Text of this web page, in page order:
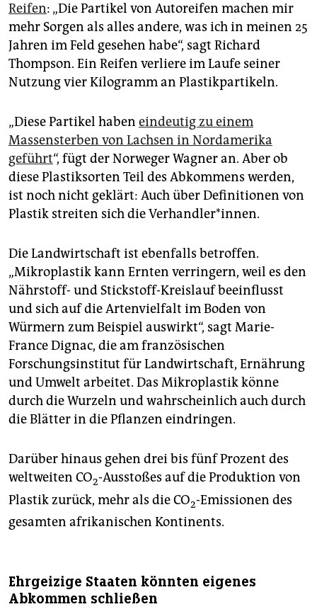
Reifen: „Die Partikel von Autoreifen machen mir
mehr Sorgen als alles andere, was ich in meinen 25
Jahren im Feld gesehen habe“, sagt Richard
Thompson. Ein Reifen verliere im Laufe seiner
Nutzung vier Kilogramm an Plastikpartikeln.
„Diese Partikel haben eindeutig zu einem
Massensterben von Lachsen in Nordamerika
geführt“, fügt der Norweger Wagner an. Aber ob
diese Plastiksorten Teil des Abkommens werden,
ist noch nicht geklärt: Auch über Definitionen von
Plastik streiten sich die Verhandler*innen.
Die Landwirtschaft ist ebenfalls betroffen.
„Mikroplastik kann Ernten verringern, weil es den
Nährstoff- und Stickstoff-Kreislauf beeinflusst
und sich auf die Artenvielfalt im Boden von
Würmern zum Beispiel auswirkt“, sagt Marie-
France ­Dignac, die am französischen
Forschungsinstitut für Landwirtschaft, Ernährung
und Umwelt arbeitet. Das Mikroplastik könne
durch die Wurzeln und wahrscheinlich auch durch
die Blätter in die Pflanzen eindringen.
Darüber hinaus gehen drei bis fünf Prozent des
weltweiten CO2-Ausstoßes auf die Produktion von
Plastik zurück, mehr als die CO2-Emissionen des
gesamten afrikanischen Kontinents.
Ehrgeizige Staaten könnten eigenes
Abkommen schließen